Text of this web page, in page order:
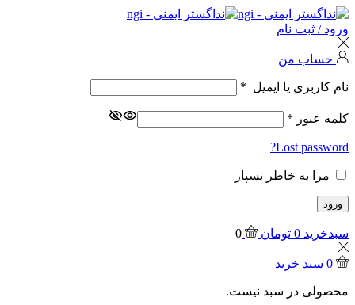
ورود / ثبت نام
حساب من
نام کاربری یا ایمیل *
کلمه عبور *
Lost password?
مرا به خاطر بسپار
ورود
سبدخرید 0 تومان 0
0 سبد خرید
محصولی در سبد نیست.